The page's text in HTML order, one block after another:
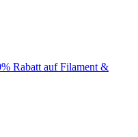
Rabatt auf Filament &